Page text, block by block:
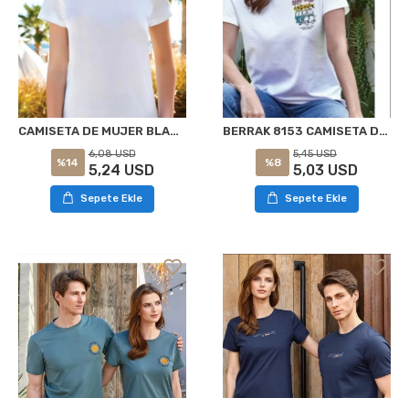
CAMISETA DE MUJER BLANCA BERRAK 8133
%14
6,08 USD
5,24 USD
Sepete Ekle
BERRAK 8153 CAMISETA DE MUJER BLANCA
%8
5,45 USD
5,03 USD
Sepete Ekle